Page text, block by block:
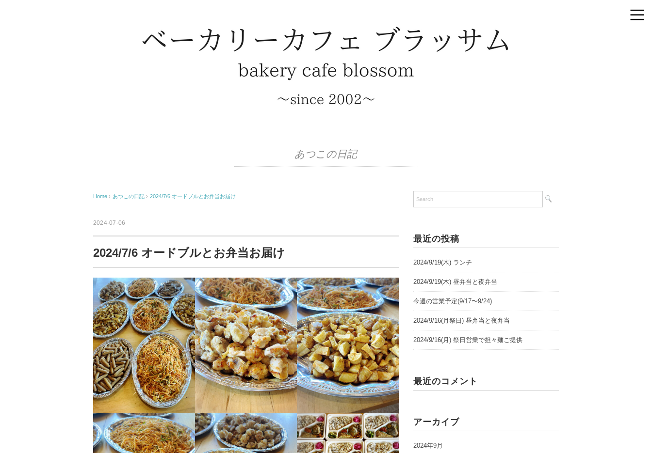
あつこの日記
Home › あつこの日記 › 2024/7/6 オードブルとお弁当お届け
2024-07-06
2024/7/6 オードブルとお弁当お届け
最近の投稿
2024/9/19(木) ランチ
2024/9/19(木) 昼弁当と夜弁当
今週の営業予定(9/17〜9/24)
2024/9/16(月祭日) 昼弁当と夜弁当
2024/9/16(月) 祭日営業で担々麺ご提供
最近のコメント
アーカイブ
2024年9月